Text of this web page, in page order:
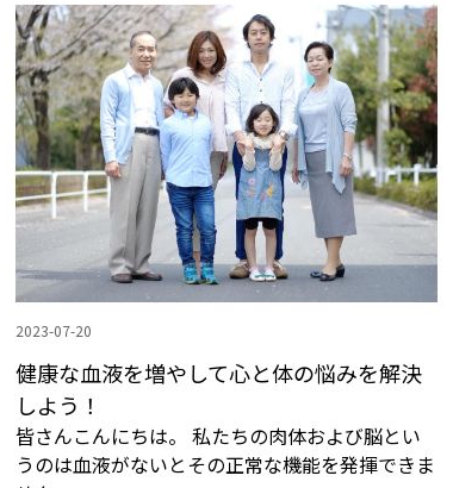
2023-07-20
健康な血液を増やして心と体の悩みを解決
しよう！
皆さんこんにちは。 私たちの肉体および脳とい
うのは血液がないとその正常な機能を発揮できま